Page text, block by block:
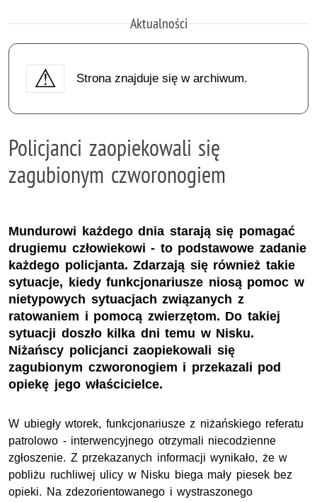
Aktualności
Strona znajduje się w archiwum.
Policjanci zaopiekowali się
zagubionym czworonogiem
Mundurowi każdego dnia starają się pomagać
drugiemu człowiekowi - to podstawowe zadanie
każdego policjanta. Zdarzają się również takie
sytuacje, kiedy funkcjonariusze niosą pomoc w
nietypowych sytuacjach związanych z
ratowaniem i pomocą zwierzętom. Do takiej
sytuacji doszło kilka dni temu w Nisku.
Niżańscy policjanci zaopiekowali się
zagubionym czworonogiem i przekazali pod
opiekę jego właścicielce.
W ubiegły wtorek, funkcjonariusze z niżańskiego referatu
patrolowo - interwencyjnego otrzymali niecodzienne
zgłoszenie. Z przekazanych informacji wynikało, że w
pobliżu ruchliwej ulicy w Nisku biega mały piesek bez
opieki. Na zdezorientowanego i wystraszonego